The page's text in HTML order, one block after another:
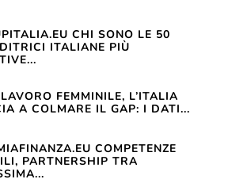
CHI SONO LE 50
ITALIANE PIÙ
FEMMINILE, L’ITALIA
A COLMARE IL GAP: I DATI...
COMPETENZE
PARTNERSHIP TRA